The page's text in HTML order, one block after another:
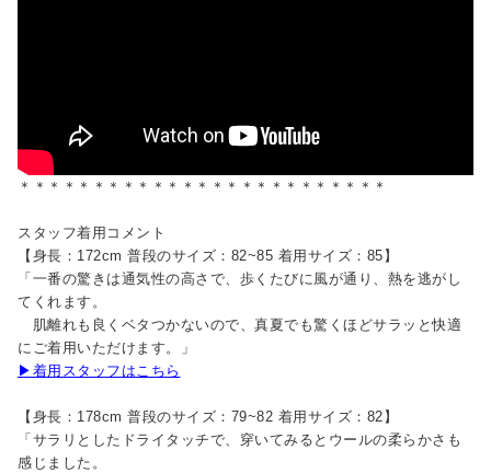
＊＊＊＊＊＊＊＊＊＊＊＊＊＊＊＊＊＊＊＊＊＊＊＊＊
スタッフ着用コメント
【身長：172cm 普段のサイズ：82~85 着用サイズ：85】
「一番の驚きは通気性の高さで、歩くたびに風が通り、熱を逃がし
てくれます。
肌離れも良くベタつかないので、真夏でも驚くほどサラッと快適
にご着用いただけます。」
▶着用スタッフはこちら
【身長：178cm 普段のサイズ：79~82 着用サイズ：82】
「サラリとしたドライタッチで、穿いてみるとウールの柔らかさも
感じました。